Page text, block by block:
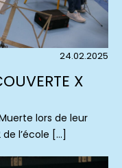
24.02.2025
X
lors de leur
l’école […]